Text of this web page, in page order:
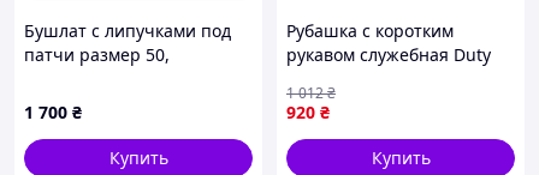
Бушлат с липучками под
патчи размер 50,
1 700 ₴
Купить
Рубашка с коротким
рукавом служебная Duty
VO
920 ₴
1 012₴
Купить